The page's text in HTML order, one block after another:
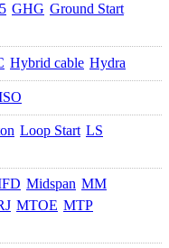
GHG Ground Start
Hybrid cable Hydra
Loop Start LS
Midspan MM
MTOE MTP